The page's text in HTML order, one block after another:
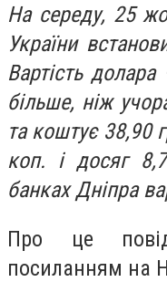
На середу, 25
України
Вартість
більше, ніж
та коштує 38,90
коп. і досяг
банках Дніпра
Про це
посиланням на